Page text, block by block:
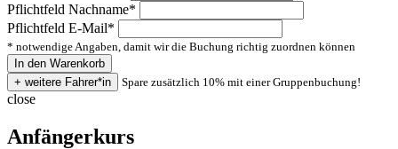
Pflichtfeld Nachname*
Pflichtfeld E-Mail*
* notwendige Angaben, damit wir die Buchung richtig zuordnen können
Spare zusätzlich 10% mit einer Gruppenbuchung!
close
Anfängerkurs